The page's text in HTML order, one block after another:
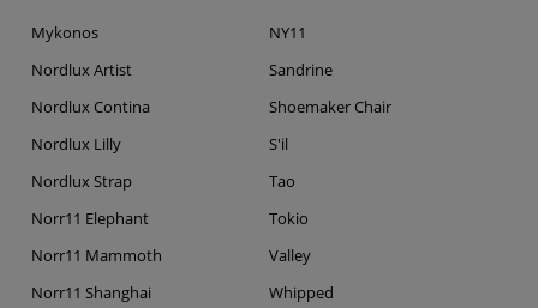
Mykonos
Nordlux Artist
Nordlux Contina
Nordlux Lilly
Nordlux Strap
Norr11 Elephant
Norr11 Mammoth
Norr11 Shanghai
NY11
Sandrine
Shoemaker Chair
S'il
Tao
Tokio
Valley
Whipped